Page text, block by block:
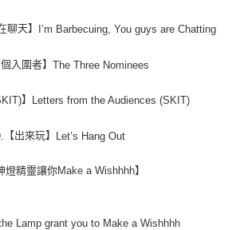
聊天】 I’m Barbecuing, You guys are Chatting
個入圍者】 The Three Nominees
】 Letters from the Audiences (SKIT)
【出來玩】 Let’s Hang Out
燈精靈讓你Make a Wishhhh】
Lamp grant you to Make a Wishhhh